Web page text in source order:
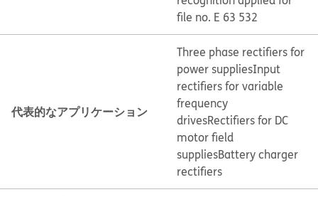
file no. E 63 532
代表的なアプリケーション
Three phase rectifiers for
power suppliesInput
rectifiers for variable
frequency
drivesRectifiers for DC
motor field
suppliesBattery charger
rectifiers